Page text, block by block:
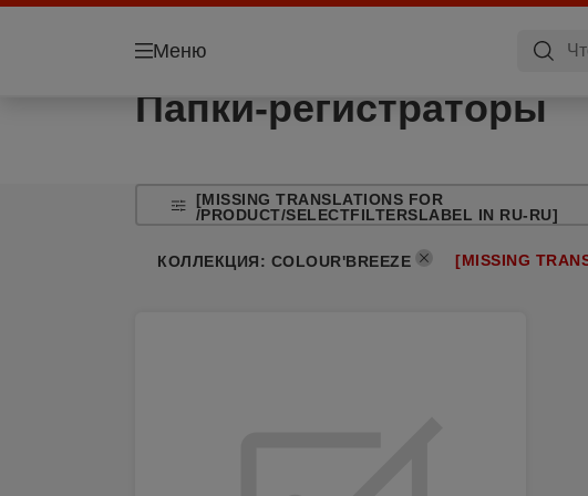
Меню
Папки-регистраторы
[MISSING TRANSLATIONS FOR
/PRODUCT/SELECTFILTERSLABEL IN RU-RU]
КОЛЛЕКЦИЯ: COLOUR'BREEZE [MISSING